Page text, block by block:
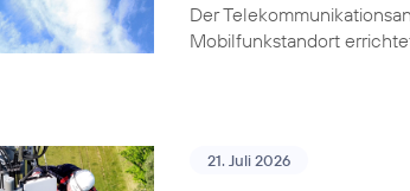
Der
Mobilfunkstandort
21. Juli 2026